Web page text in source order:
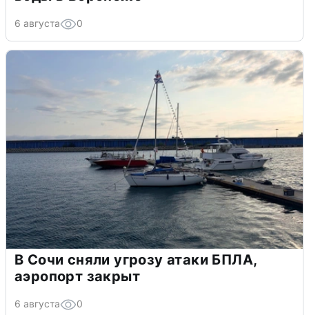
6 августа 0
В Сочи сняли угрозу атаки БПЛА,
аэропорт закрыт
6 августа 0